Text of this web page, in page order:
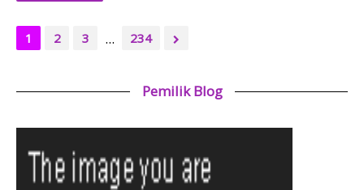
1 2 3 ... 234
Pemilik Blog